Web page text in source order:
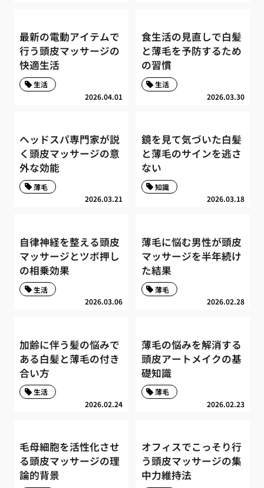
最新の電動アイテムで
行う頭皮マッサージの
快適生活
2026.04.01
生活
食生活の見直しで白髪
と薄毛を予防するため
の習慣
2026.03.30
生活
ヘッドスパ専門家が説
く頭皮マッサージの意
外な効能
2026.03.21
薄毛
鏡を見て気づいた白髪
と薄毛のサインを逃さ
ない
2026.03.18
知識
自律神経を整える頭皮
マッサージとツボ押し
の相乗効果
2026.03.06
生活
薄毛に悩む男性が頭皮
マッサージを半年続け
た結果
2026.02.28
薄毛
加齢に伴う髪の悩みで
ある白髪と薄毛の付き
合い方
2026.02.24
生活
薄毛の悩みを解消する
頭皮アートメイクの基
礎知識
2026.02.23
薄毛
毛母細胞を活性化させ
る頭皮マッサージの理
論的背景
オフィスでこっそり行
う頭皮マッサージの集
中力維持法